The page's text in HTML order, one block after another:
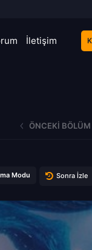
İletişim
ÖNCEKI BÖLÜM
Modu Sonra İzle